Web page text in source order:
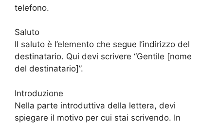
telefono.
Saluto
Il saluto è l’elemento che segue l’indirizzo del
destinatario. Qui devi scrivere “Gentile [nome
del destinatario]”.
Introduzione
Nella parte introduttiva della lettera, devi
spiegare il motivo per cui stai scrivendo. In